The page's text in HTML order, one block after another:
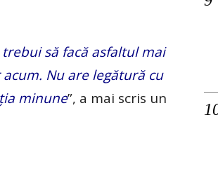
să facă asfaltul mai
Nu are legătură cu
minune”, a mai scris un